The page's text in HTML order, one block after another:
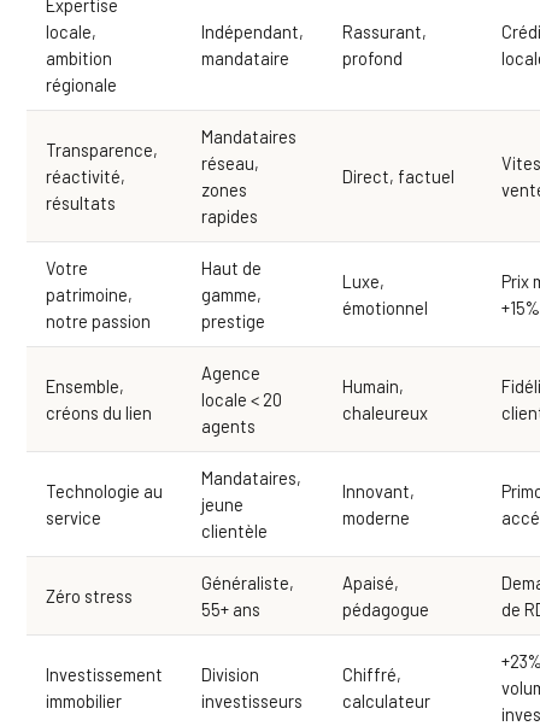
Expertise
locale,
ambition
régionale
Indépendant,
mandataire
Rassurant,
profond
Transparence,
réactivité,
résultats
Mandataires
réseau,
zones
rapides
Direct, factuel
Votre
patrimoine,
notre passion
Haut de
gamme,
prestige
Luxe,
émotionnel
Prix
+15%
Ensemble,
créons du lien
Agence
locale < 20
agents
Humain,
chaleureux
Technologie au
service
Mandataires,
jeune
clientèle
Innovant,
moderne
Zéro stress
Généraliste,
55+ ans
Apaisé,
pédagogue
de
Investissement
immobilier
Division
investisseurs
Chiffré,
calculateur